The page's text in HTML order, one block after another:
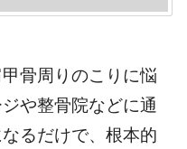
骨周りのこりに悩
や整骨院などに通
るだけで、根本的